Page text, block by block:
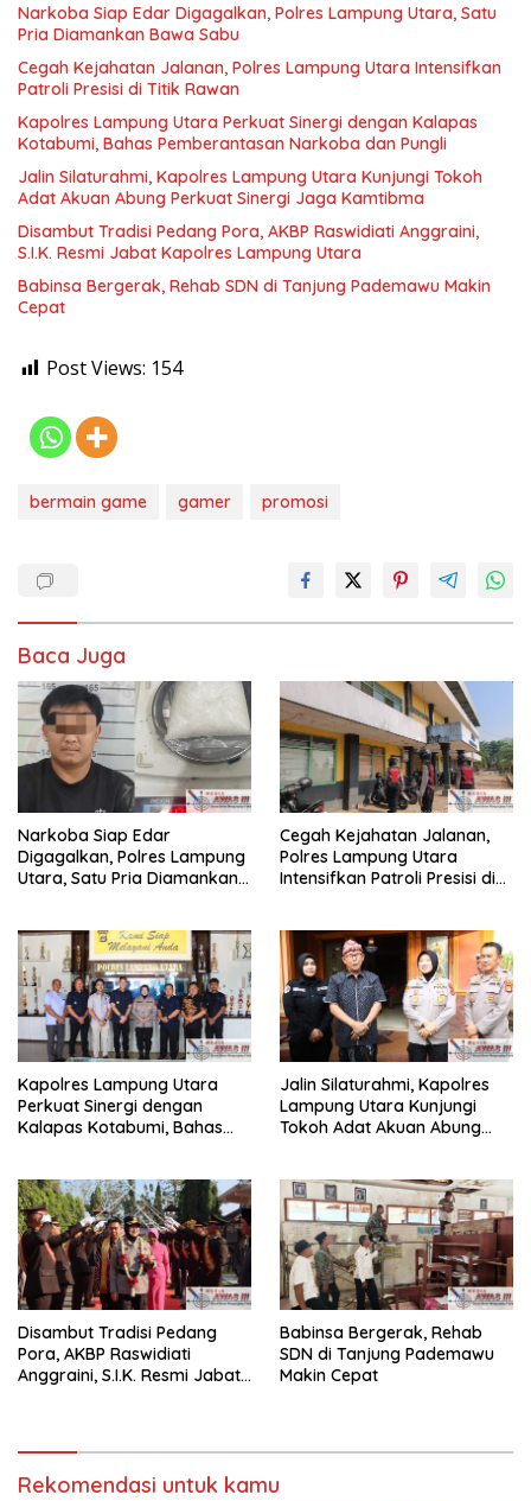
Narkoba Siap Edar Digagalkan, Polres Lampung Utara, Satu
Pria Diamankan Bawa Sabu
Cegah Kejahatan Jalanan, Polres Lampung Utara Intensifkan
Patroli Presisi di Titik Rawan
Kapolres Lampung Utara Perkuat Sinergi dengan Kalapas
Kotabumi, Bahas Pemberantasan Narkoba dan Pungli
Jalin Silaturahmi, Kapolres Lampung Utara Kunjungi Tokoh
Adat Akuan Abung Perkuat Sinergi Jaga Kamtibma
Disambut Tradisi Pedang Pora, AKBP Raswidiati Anggraini,
S.I.K. Resmi Jabat Kapolres Lampung Utara
Babinsa Bergerak, Rehab SDN di Tanjung Pademawu Makin
Cepat
Post Views: 154
bermain game gamer promosi
Baca Juga
Narkoba Siap Edar
Digagalkan, Polres Lampung
Utara, Satu Pria Diamankan
Cegah Kejahatan Jalanan,
Polres Lampung Utara
Intensifkan Patroli Presisi di
Kapolres Lampung Utara
Perkuat Sinergi dengan
Kalapas Kotabumi, Bahas
Jalin Silaturahmi, Kapolres
Lampung Utara Kunjungi
Tokoh Adat Akuan Abung
Disambut Tradisi Pedang
Pora, AKBP Raswidiati
Anggraini, S.I.K. Resmi Jabat
Babinsa Bergerak, Rehab
SDN di Tanjung Pademawu
Makin Cepat
Rekomendasi untuk kamu